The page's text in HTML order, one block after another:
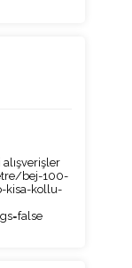
bej-100-
kisa-kollu-